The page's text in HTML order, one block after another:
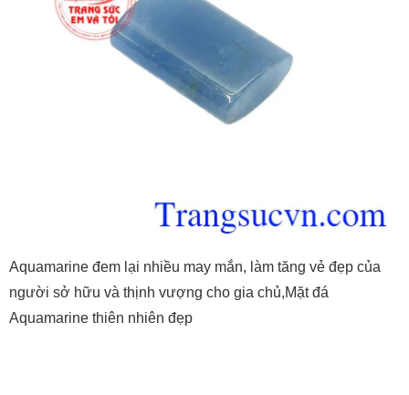
Aquamarine đem lại nhiều may mắn, làm tăng vẻ đẹp của
người sở hữu và thịnh vượng cho gia chủ,Mặt đá
Aquamarine thiên nhiên đẹp